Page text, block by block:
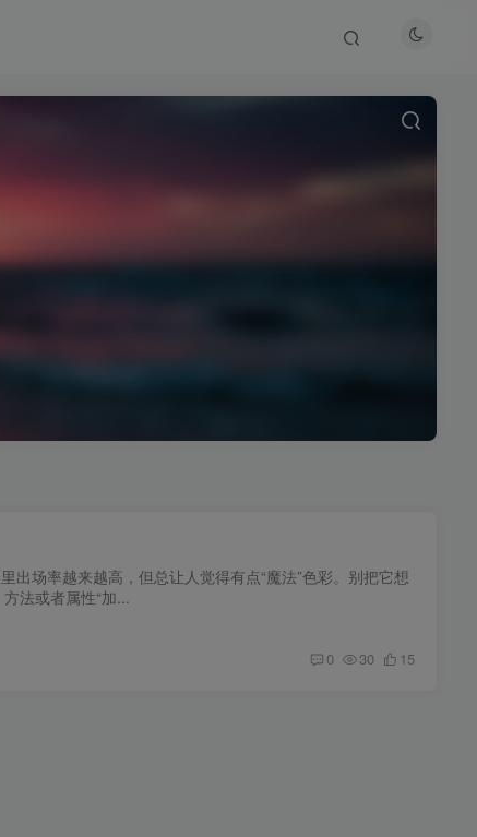
出场率越来越高，但总让人觉得有点“魔法”色彩。别把它想
法或者属性“加...
0 30 15